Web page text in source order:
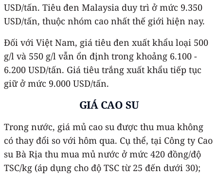
USD/tấn. Tiêu đen Malaysia duy trì ở mức 9.350
USD/tấn, thuộc nhóm cao nhất thế giới hiện nay.
Đối với Việt Nam, giá tiêu đen xuất khẩu loại 500
g/l và 550 g/l vẫn ổn định trong khoảng 6.100 -
6.200 USD/tấn. Giá tiêu trắng xuất khẩu tiếp tục
giữ ở mức 9.000 USD/tấn.
GIÁ CAO SU
Trong nước, giá mủ cao su được thu mua không
có thay đổi so với hôm qua. Cụ thể, tại Công ty Cao
su Bà Rịa thu mua mủ nước ở mức 420 đồng/độ
TSC/kg (áp dụng cho độ TSC từ 25 đến dưới 30);